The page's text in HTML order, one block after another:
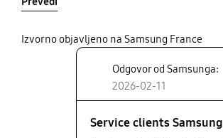
Izvorno objavljeno na Samsung France
Odgovor od Samsunga:
2026-02-11
Service clients Samsung